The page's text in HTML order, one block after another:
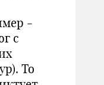
-
с
То